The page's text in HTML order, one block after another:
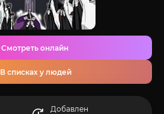
Смотреть онлайн
В списках у людей
Добавлен